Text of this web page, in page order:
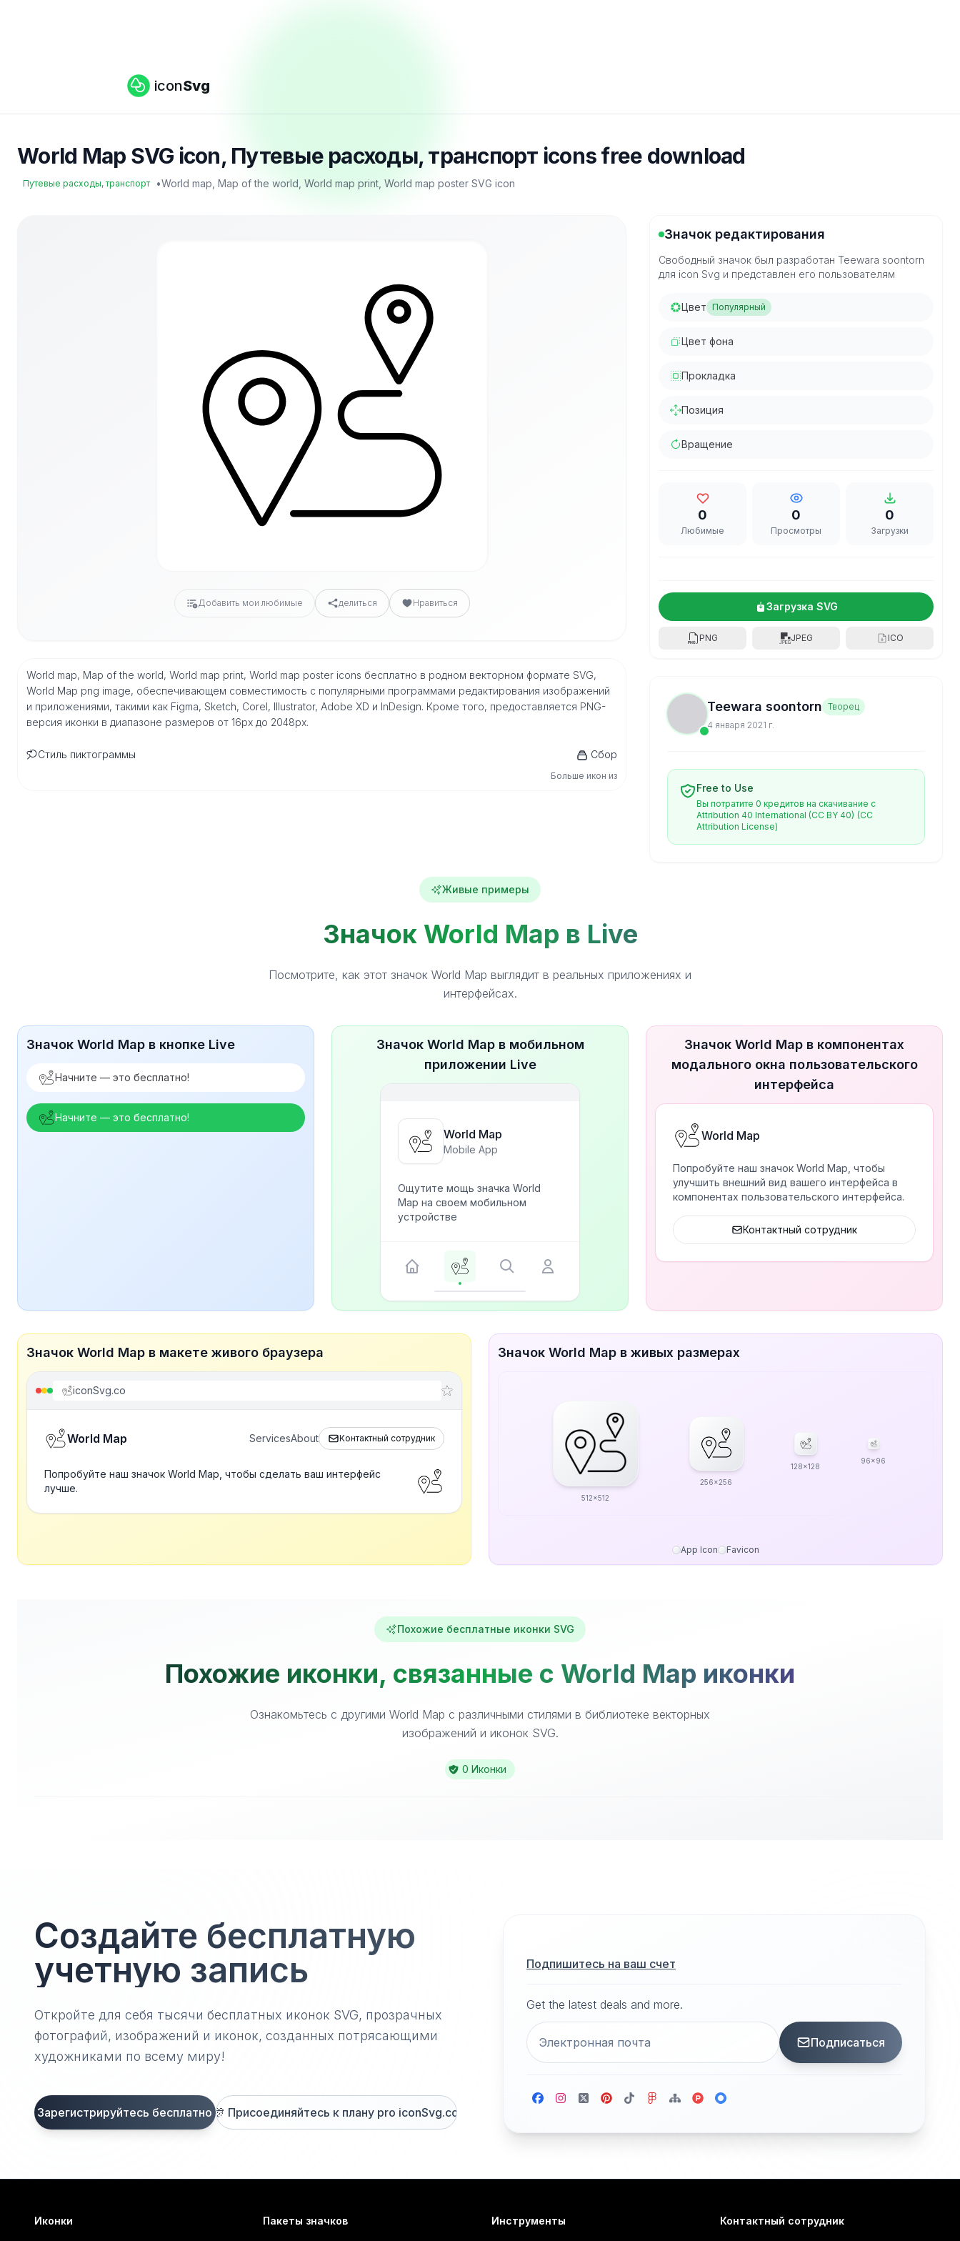
iconSvg
World Map SVG icon, Путевые расходы, транспорт icons free download
Путевые расходы, транспорт •World map, Map of the world, World map print, World map poster SVG icon
Добавить мои любимые делиться Нравиться
World map, Map of the world, World map print, World map poster icons бесплатно в родном векторном формате SVG,
World Map png image, обеспечивающем совместимость с популярными программами редактирования изображений
и приложениями, такими как Figma, Sketch, Corel, Illustrator, Adobe XD и InDesign. Кроме того, предоставляется PNG-
версия иконки в диапазоне размеров от 16px до 2048px.
Стиль пиктограммы Сбор
Больше икон из
Значок редактирования
Свободный значок был разработан Teewara soontorn
для icon Svg и представлен его пользователям
Цвет Популярный
Цвет фона
Прокладка
Позиция
Вращение
0
Любимые
0
Просмотры
0
Загрузки
Загрузка SVG
PNG JPEG ICO
Teewara soontorn Творец
4 января 2021 г.
Free to Use
Вы потратите 0 кредитов на скачивание с
Attribution 40 International (CC BY 40) (CC
Attribution License)
Живые примеры
Значок World Map в Live
Посмотрите, как этот значок World Map выглядит в реальных приложениях и
интерфейсах.
Значок World Map в кнопке Live
Начните — это бесплатно!
Начните — это бесплатно!
Значок World Map в мобильном
приложении Live
World Map
Mobile App
Ощутите мощь значка World
Map на своем мобильном
устройстве
Значок World Map в компонентах
модального окна пользовательского
интерфейса
World Map
Попробуйте наш значок World Map, чтобы
улучшить внешний вид вашего интерфейса в
компонентах пользовательского интерфейса.
Контактный сотрудник
Значок World Map в макете живого браузера
iconSvg.co
World Map ServicesAbout Контактный сотрудник
Попробуйте наш значок World Map, чтобы сделать ваш интерфейс
лучше.
Значок World Map в живых размерах
512x512
256x256
128x128
96x96
App Icon Favicon
Похожие бесплатные иконки SVG
Похожие иконки, связанные с World Map иконки
Ознакомьтесь с другими World Map с различными стилями в библиотеке векторных
изображений и иконок SVG.
0 Иконки
Создайте бесплатную
учетную запись
Откройте для себя тысячи бесплатных иконок SVG, прозрачных
фотографий, изображений и иконок, созданных потрясающими
художниками по всему миру!
Зарегистрируйтесь бесплатно 🎊 Присоединяйтесь к плану pro iconSvg.co
Подпишитесь на ваш счет
Get the latest deals and more.
Подписаться
Иконки Пакеты значков Инструменты Контактный сотрудник